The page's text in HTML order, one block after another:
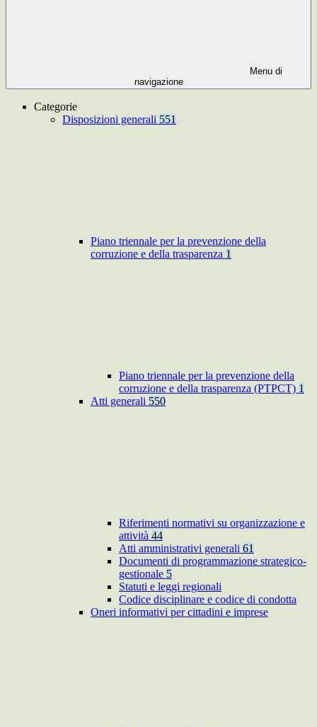
Menu di
navigazione
Categorie
Disposizioni generali 551
Piano triennale per la prevenzione della
corruzione e della trasparenza 1
Piano triennale per la prevenzione della
corruzione e della trasparenza (PTPCT) 1
Atti generali 550
Riferimenti normativi su organizzazione e
attività 44
Atti amministrativi generali 61
Documenti di programmazione strategico-
gestionale 5
Statuti e leggi regionali
Codice disciplinare e codice di condotta
Oneri informativi per cittadini e imprese